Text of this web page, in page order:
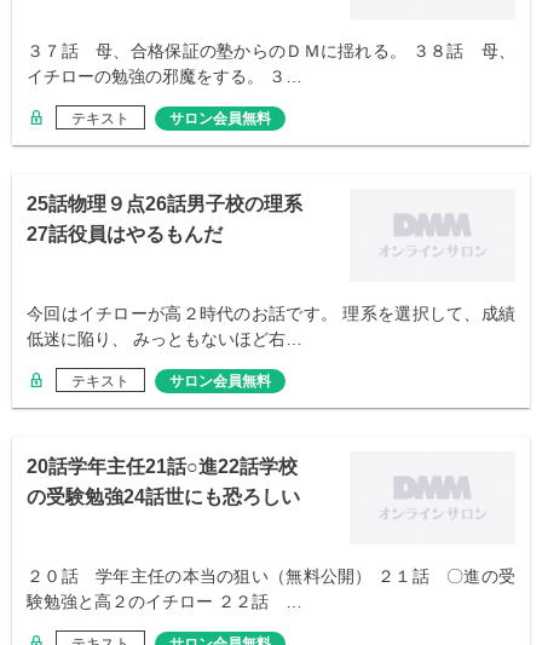
３７話 母、合格保証の塾からのＤＭに揺れる。 ３８話 母、
イチローの勉強の邪魔をする。 ３…
テキスト サロン会員無料
25話物理９点26話男子校の理系
27話役員はやるもんだ
今回はイチローが高２時代のお話です。 理系を選択して、成績
低迷に陥り、 みっともないほど右…
テキスト サロン会員無料
20話学年主任21話○進22話学校
の受験勉強24話世にも恐ろしい
２０話 学年主任の本当の狙い（無料公開） ２１話 〇進の受
験勉強と高２のイチロー ２２話 …